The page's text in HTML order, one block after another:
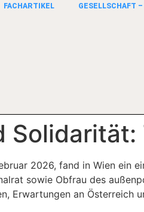
FACHARTIKEL GESELLSCHAFT –
2026, fand in Wien ein
sowie Obfrau des
Erwartungen an Österreich